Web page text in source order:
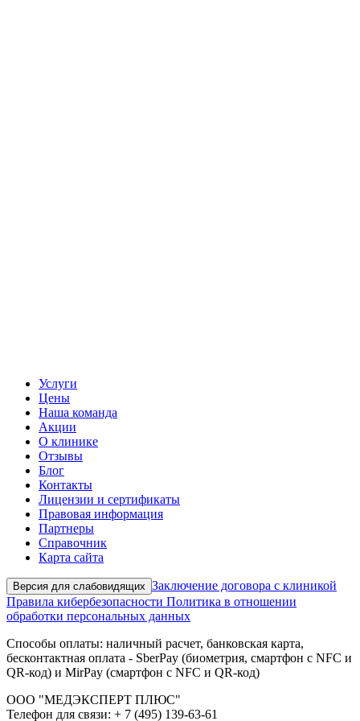
Услуги
Цены
Наша команда
Акции
О клинике
Отзывы
Блог
Контакты
Лицензии и сертификаты
Правовая информация
Партнеры
Справочник
Карта сайта
Версия для слабовидящих Заключение договора с клиникой
Правила кибербезопасности Политика в отношении
обработки персональных данных
Способы оплаты: наличный расчет, банковская карта,
бесконтактная оплата - SberPay (биометрия, смартфон с NFC и
QR-код) и MirPay (смартфон с NFC и QR-код)
ООО "МЕДЭКСПЕРТ ПЛЮС"
Телефон для связи: + 7 (495) 139-63-61